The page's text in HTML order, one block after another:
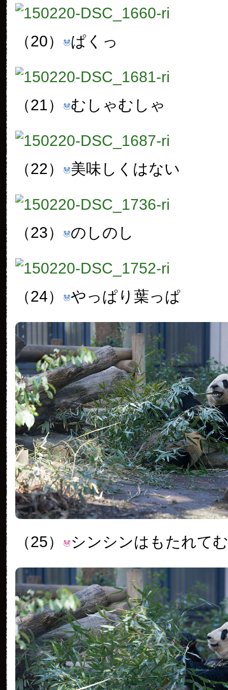
（20） ぱくっ
（21） むしゃむしゃ
（22） 美味しくはない
（23） のしのし
（24） やっぱり葉っぱ
（25） シンシンはもたれて